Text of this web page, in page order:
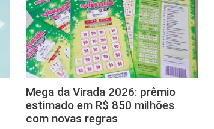
Mega da Virada 2026: prêmio
estimado em R$ 850 milhões
com novas regras